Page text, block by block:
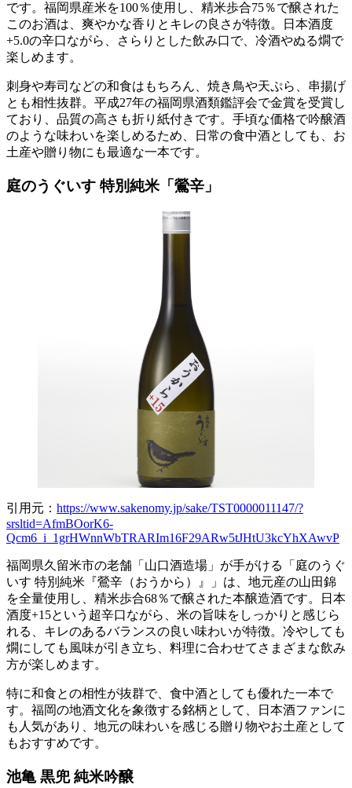
です。福岡県産米を100％使用し、精米歩合75％で醸された
このお酒は、爽やかな香りとキレの良さが特徴。日本酒度
+5.0の辛口ながら、さらりとした飲み口で、冷酒やぬる燗で
楽しめます。
刺身や寿司などの和食はもちろん、焼き鳥や天ぷら、串揚げ
とも相性抜群。平成27年の福岡県酒類鑑評会で金賞を受賞し
ており、品質の高さも折り紙付きです。手頃な価格で吟醸酒
のような味わいを楽しめるため、日常の食中酒としても、お
土産や贈り物にも最適な一本です。
庭のうぐいす 特別純米「鶯辛」
引用元： https://www.sakenomy.jp/sake/TST0000011147/?
srsltid=AfmBOorK6-
Qcm6_i_1grHWnnWbTRARIm16F29ARw5tJHtU3kcYhXAwvP
福岡県久留米市の老舗「山口酒造場」が手がける「庭のうぐ
いす 特別純米『鶯辛（おうから）』」は、地元産の山田錦
を全量使用し、精米歩合68％で醸された本醸造酒です。日本
酒度+15という超辛口ながら、米の旨味をしっかりと感じら
れる、キレのあるバランスの良い味わいが特徴。冷やしても
燗にしても風味が引き立ち、料理に合わせてさまざまな飲み
方が楽しめます。
特に和食との相性が抜群で、食中酒としても優れた一本で
す。福岡の地酒文化を象徴する銘柄として、日本酒ファンに
も人気があり、地元の味わいを感じる贈り物やお土産として
もおすすめです。
池亀 黒兜 純米吟醸